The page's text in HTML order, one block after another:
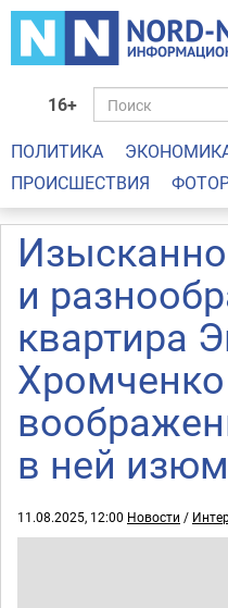
16+
ПОЛИТИКА
ПРОИСШЕСТВИЯ
и
квартира
в ней
11.08.2025, 12:00 Новости /